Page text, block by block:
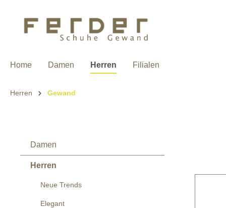
Home Damen Herren Filialen
Herren Gewand
Damen
Herren
Neue Trends
Elegant